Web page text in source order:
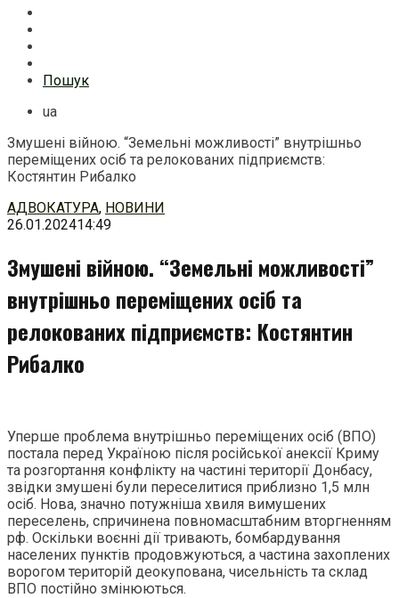
Пошук
ua
Змушені війною. “Земельні можливості” внутрішньо
переміщених осіб та релокованих підприємств:
Костянтин Рибалко
Перейти
до
АДВОКАТУРА, НОВИНИ
26.01.202414:49
Змушені війною. “Земельні можливості”
внутрішньо переміщених осіб та
релокованих підприємств: Костянтин
Рибалко
Уперше проблема внутрішньо переміщених осіб (ВПО)
постала перед Україною після російської анексії Криму
та розгортання конфлікту на частині території Донбасу,
звідки змушені були переселитися приблизно 1,5 млн
осіб. Нова, значно потужніша хвиля вимушених
переселень, спричинена повномасштабним вторгненням
рф. Оскільки воєнні дії тривають, бомбардування
населених пунктів продовжуються, а частина захоплених
ворогом територій деокупована, чисельність та склад
ВПО постійно змінюються.